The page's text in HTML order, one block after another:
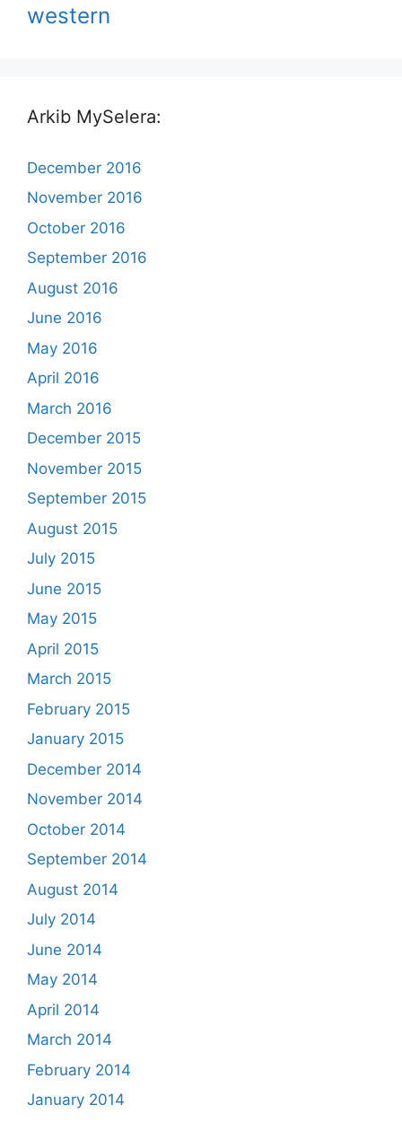
western
Arkib MySelera:
December 2016
November 2016
October 2016
September 2016
August 2016
June 2016
May 2016
April 2016
March 2016
December 2015
November 2015
September 2015
August 2015
July 2015
June 2015
May 2015
April 2015
March 2015
February 2015
January 2015
December 2014
November 2014
October 2014
September 2014
August 2014
July 2014
June 2014
May 2014
April 2014
March 2014
February 2014
January 2014